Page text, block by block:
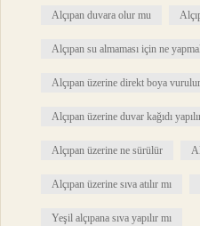
Alçıpan duvara olur mu
Alçıpan su almaması için ne
Alçıpan üzerine direkt boya
Alçıpan üzerine duvar kağıdı
Alçıpan üzerine ne sürülür
Alçıpan üzerine sıva atılır mı
Yeşil alçıpana sıva yapılır mı